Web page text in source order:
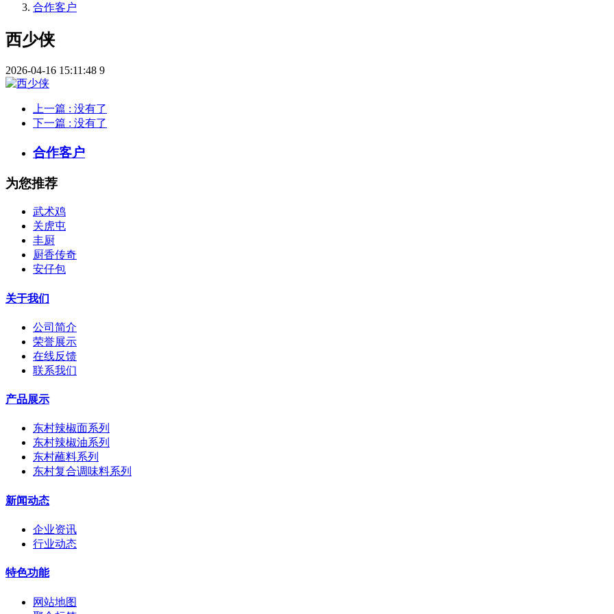
合作客户
西少侠
2026-04-16 15:11:48 9
上一篇 : 没有了
下一篇 : 没有了
合作客户
为您推荐
武术鸡
关虎屯
丰厨
厨香传奇
安仔包
关于我们
公司简介
荣誉展示
在线反馈
联系我们
产品展示
东村辣椒面系列
东村辣椒油系列
东村蘸料系列
东村复合调味料系列
新闻动态
企业资讯
行业动态
特色功能
网站地图